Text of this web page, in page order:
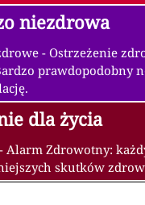
niezdrowa
- Ostrzeżenie
prawdopodobny
dla życia
Alarm Zdrowotny:
skutków